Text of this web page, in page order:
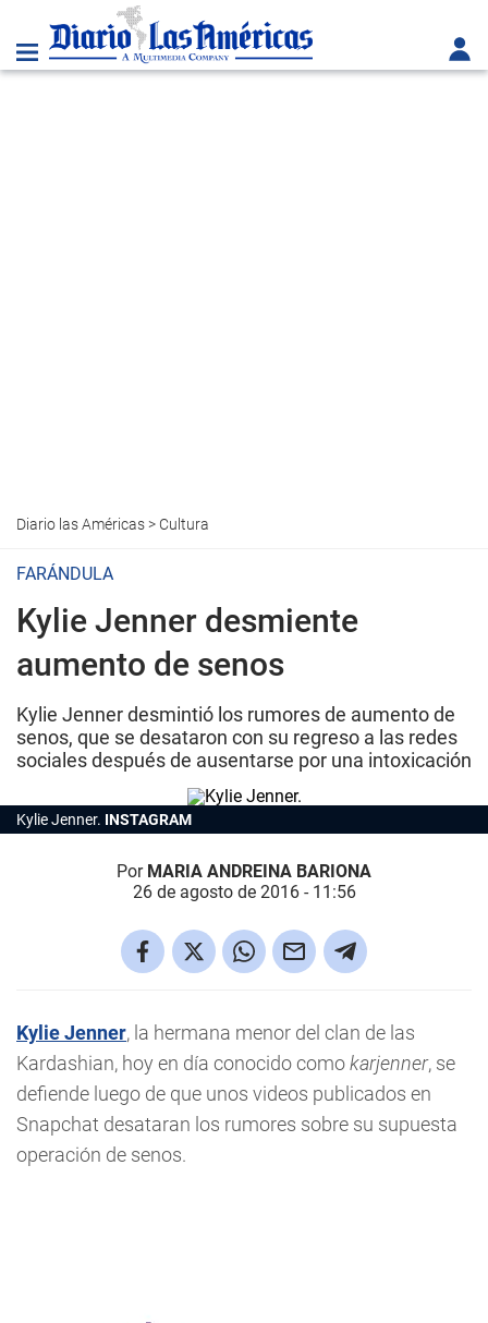
Diario las Américas> Cultura
FARÁNDULA
Kylie Jenner desmiente
aumento de senos
Kylie Jenner desmintió los rumores de aumento de
senos, que se desataron con su regreso a las redes
sociales después de ausentarse por una intoxicación
Kylie Jenner. INSTAGRAM
Por MARIA ANDREINA BARIONA
26 de agosto de 2016 - 11:56
Kylie Jenner, la hermana menor del clan de las
Kardashian, hoy en día conocido comokarjenner, se
defiende luego de que unos videos publicados en
Snapchat desataran los rumores sobre su supuesta
operación de senos.